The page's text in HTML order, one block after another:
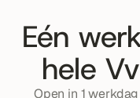
Eén
hele
Open in 1